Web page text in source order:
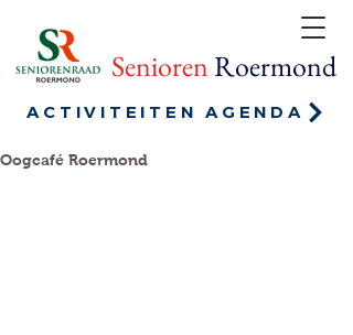
SeniorenRoermond
ACTIVITEITEN AGENDA
Oogcafé Roermond